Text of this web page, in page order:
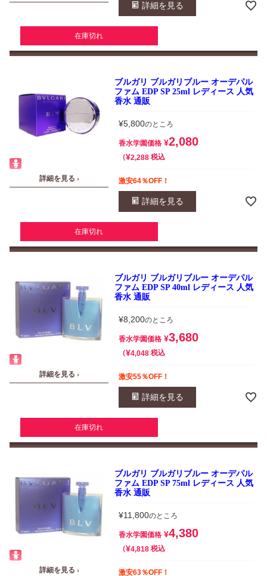
詳細を見る
在庫切れ
詳細を見る ›
ブルガリ ブルガリブルー オーデパル
ファム EDP SP 25ml レディース 人気
香水 通販
¥5,800のところ
香水学園価格 ¥2,080
¥2,288 税込
激安64％OFF！
詳細を見る
在庫切れ
詳細を見る ›
ブルガリ ブルガリブルー オーデパル
ファム EDP SP 40ml レディース 人気
香水 通販
¥8,200のところ
香水学園価格 ¥3,680
¥4,048 税込
激安55％OFF！
詳細を見る
在庫切れ
詳細を見る ›
ブルガリ ブルガリブルー オーデパル
ファム EDP SP 75ml レディース 人気
香水 通販
¥11,800のところ
香水学園価格 ¥4,380
¥4,818 税込
激安63％OFF！